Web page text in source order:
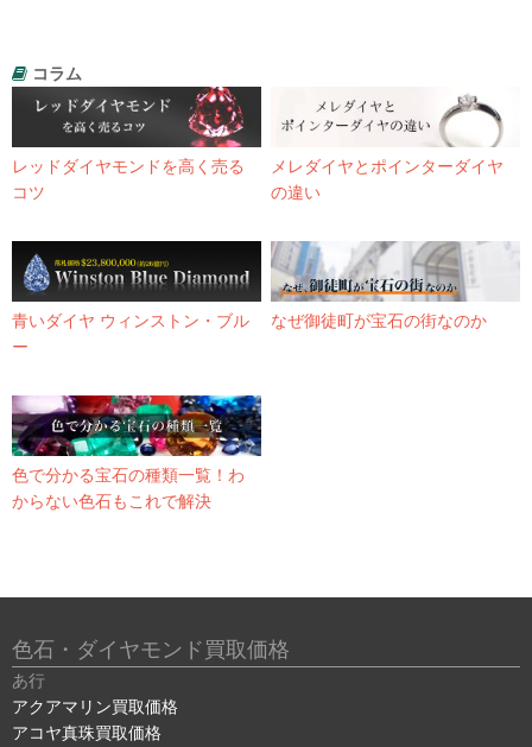
コラム
レッドダイヤモンドを高く売る
コツ
メレダイヤとポインターダイヤ
の違い
青いダイヤ ウィンストン・ブル
ー
なぜ御徒町が宝石の街なのか
色で分かる宝石の種類一覧！わ
からない色石もこれで解決
色石・ダイヤモンド買取価格
あ行
アクアマリン買取価格
アコヤ真珠買取価格